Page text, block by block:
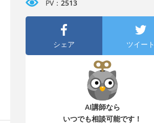
PV： 2513
シェア ツイート
AI講師なら
いつでも相談可能です！